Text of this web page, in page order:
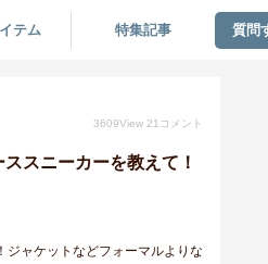
テム 特集記事 質問
3609View 21 コメント
スニーカーを教えて！
ャケットなどフォーマルよりな